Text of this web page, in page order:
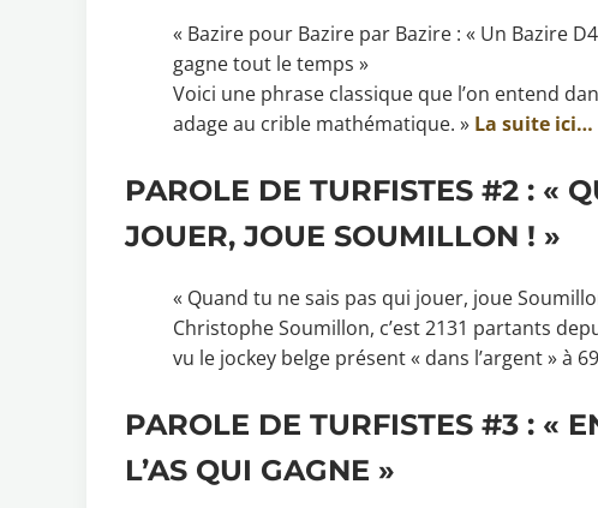
« Bazire pour Bazire par Bazire : « Un Bazire
gagne tout le temps »
Voici une phrase classique que l’on entend
adage au crible mathématique. » La suite ici…
PAROLE DE TURFISTES #2 : «
JOUER, JOUE SOUMILLON ! »
« Quand tu ne sais pas qui jouer, joue
Christophe Soumillon, c’est 2131 partants
vu le jockey belge présent « dans l’argent » à
PAROLE DE TURFISTES #3 : «
L’AS QUI GAGNE »